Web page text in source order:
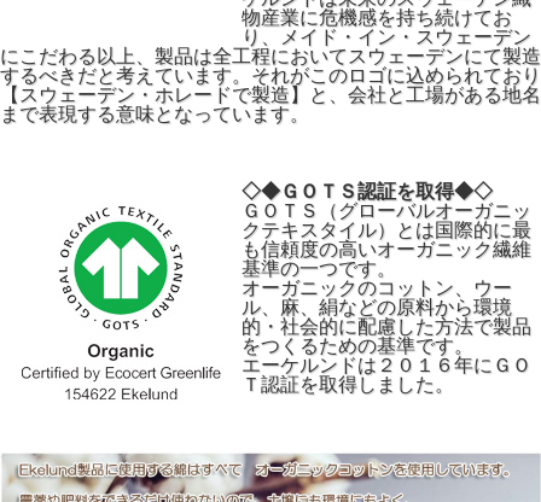
物産業に危機感を持ち続けてお
り、メイド・イン・スウェーデン
にこだわる以上、製品は全工程においてスウェーデンにて製造
するべきだと考えています。それがこのロゴに込められており
【スウェーデン・ホレードで製造】と、会社と工場がある地名
まで表現する意味となっています。
◇◆ＧＯＴＳ認証を取得◆◇
ＧＯＴＳ（グローバルオーガニッ
クテキスタイル）とは国際的に最
も信頼度の高いオーガニック繊維
基準の一つです。
オーガニックのコットン、ウー
ル、麻、絹などの原料から環境
的・社会的に配慮した方法で製品
をつくるための基準です。
エーケルンドは２０１６年にＧＯ
Ｔ認証を取得しました。